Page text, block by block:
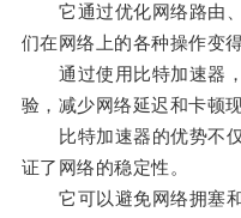
它通过优化网络路由、
们在网络上的各种操作变
通过使用比特加速器，
验，减少网络延迟和卡顿现
比特加速器的优势不仅
证了网络的稳定性。
它可以避免网络拥塞和